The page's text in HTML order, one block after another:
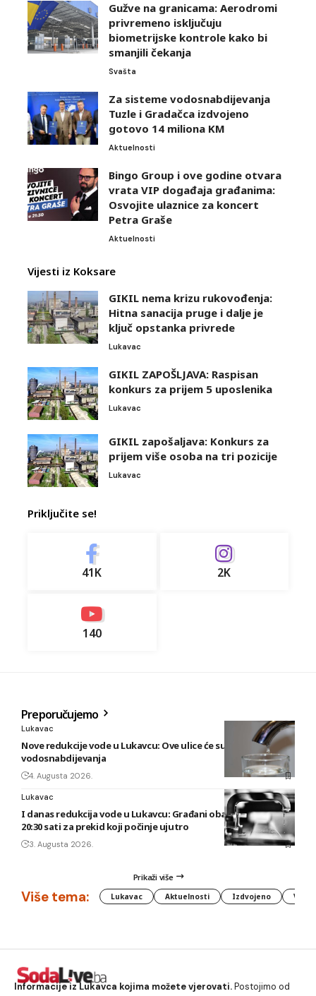
Gužve na granicama: Aerodromi
privremeno isključuju
biometrijske kontrole kako bi
smanjili čekanja
Svašta
Za sisteme vodosnabdijevanja
Tuzle i Gradačca izdvojeno
gotovo 14 miliona KM
Aktuelnosti
Bingo Group i ove godine otvara
vrata VIP događaja građanima:
Osvojite ulaznice za koncert
Petra Graše
Aktuelnosti
Vijesti iz Koksare
GIKIL nema krizu rukovođenja:
Hitna sanacija pruge i dalje je
ključ opstanka privrede
Lukavac
GIKIL ZAPOŠLJAVA: Raspisan
konkurs za prijem 5 uposlenika
Lukavac
GIKIL zapošaljava: Konkurs za
prijem više osoba na tri pozicije
Lukavac
Priključite se!
41K 2K
140
Preporučujemo
Lukavac
Nove redukcije vode u Lukavcu: Ove ulice će sutra biti bez
vodosnabdijevanja
4. Augusta 2026.
Lukavac
I danas redukcija vode u Lukavcu: Građani obaviješteni tek u
20:30 sati za prekid koji počinje ujutro
3. Augusta 2026.
Prikaži više
Više tema: Lukavac Aktuelnosti Izdvojeno
Informacije iz Lukavca kojima možete vjerovati.Postojimo od